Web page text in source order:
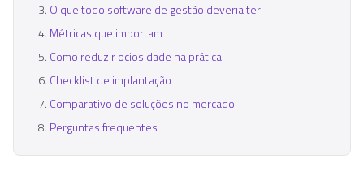
O que todo software de gestão deveria ter
Métricas que importam
Como reduzir ociosidade na prática
Checklist de implantação
Comparativo de soluções no mercado
Perguntas frequentes